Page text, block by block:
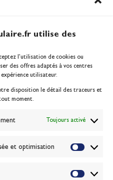
utilise des
l’utilisation de cookies ou
des offres adaptés à vos centres
utilisateur.
disposition le détail des traceurs et
moment.
Toujours activé
et optimisation
média